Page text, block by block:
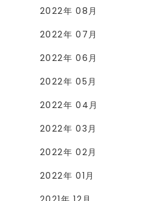
2022年 08月
2022年 07月
2022年 06月
2022年 05月
2022年 04月
2022年 03月
2022年 02月
2022年 01月